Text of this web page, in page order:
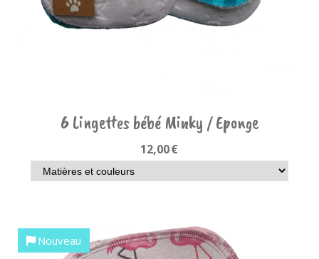
6 Lingettes bébé Minky / Eponge
12,00€
Nouveau